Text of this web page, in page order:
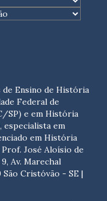
de Ensino de História
Federal de
SP) e em História
especialista em
em História
José Aloísio de
Av. Marechal
Cristóvão - SE |